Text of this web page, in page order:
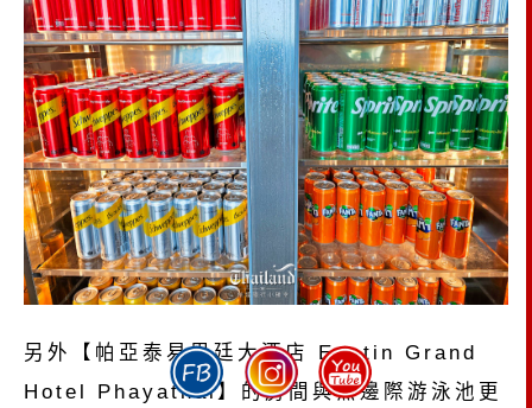
另外【帕亞泰易思廷大酒店 Eastin Grand
Hotel Phayathai】的房間與無邊際游泳池更